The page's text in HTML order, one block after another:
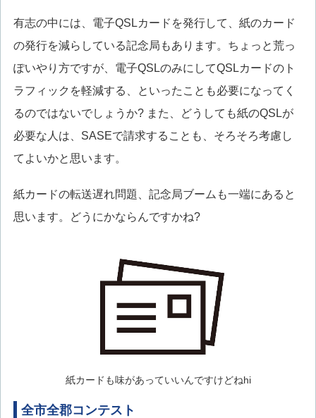
有志の中には、電子QSLカードを発行して、紙のカード
の発行を減らしている記念局もあります。ちょっと荒っ
ぽいやり方ですが、電子QSLのみにしてQSLカードのト
ラフィックを軽減する、といったことも必要になってく
るのではないでしょうか? また、どうしても紙のQSLが
必要な人は、SASEで請求することも、そろそろ考慮し
てよいかと思います。
紙カードの転送遅れ問題、記念局ブームも一端にあると
思います。どうにかならんですかね?
紙カードも味があっていいんですけどねhi
全市全郡コンテスト